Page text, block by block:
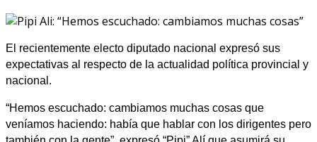
El recientemente electo diputado nacional expresó sus
expectativas al respecto de la actualidad política provincial y
nacional.
“Hemos escuchado: cambiamos muchas cosas que
veníamos haciendo: había que hablar con los dirigentes pero